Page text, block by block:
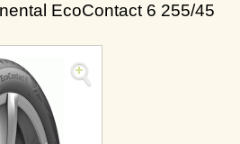
TS
P
TS
P SUV
EcoContact 6 255/45